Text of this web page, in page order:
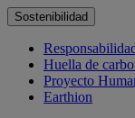
Sostenibilidad
Huella de
Proyecto
Earthion